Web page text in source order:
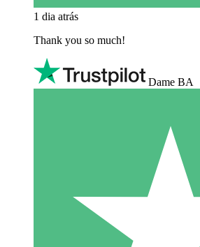
1 dia atrás
Thank you so much!
Dame BA